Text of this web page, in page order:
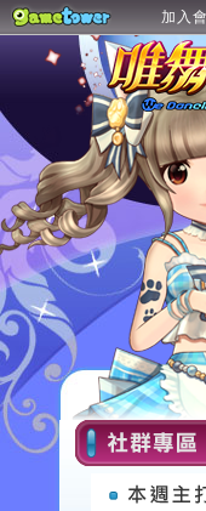
加入